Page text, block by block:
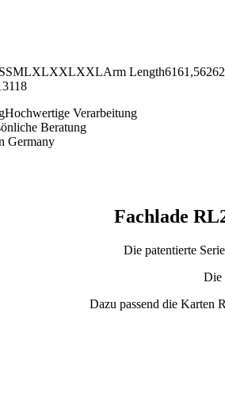
Hochwertige Verarbeitung
Beratung
Germany
Fachlade
Die patentierte
Die
Dazu passend die Karten